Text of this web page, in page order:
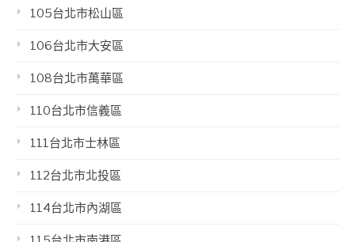
105台北市松山區
106台北市大安區
108台北市萬華區
110台北市信義區
111台北市士林區
112台北市北投區
114台北市內湖區